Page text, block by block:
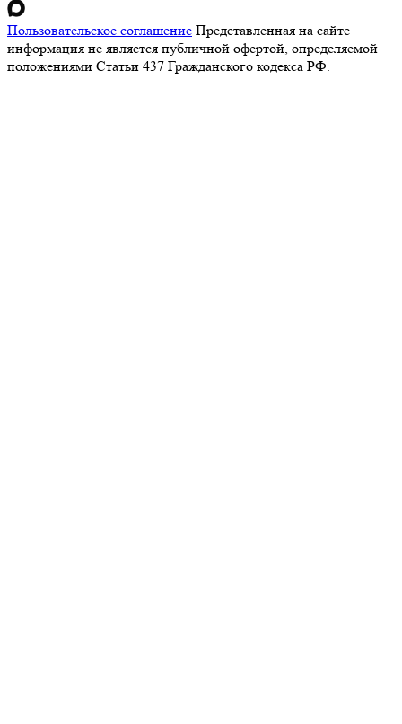
Пользовательское соглашение Представленная на сайте
информация не является публичной офертой, определяемой
положениями Статьи 437 Гражданского кодекса РФ.